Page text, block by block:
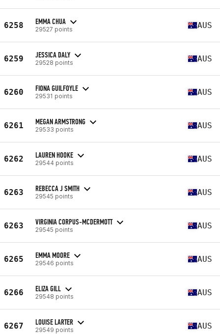
6258 EMMA CHUA
29527 points AUS
6259 JESSICA DALY
29528 points AUS
6260 FIONA GUILFOYLE
29531 points AUS
6261 MEGAN ARMSTRONG
29533 points AUS
6262 LAUREN HOOKE
29544 points AUS
6263 REBECCA J SMITH
29545 points AUS
6263 VIRGINIA CORPUS-MCDERMOTT
29545 points AUS
6265 EMMA MOORE
29546 points AUS
6266 ELIZA GILL
29548 points AUS
6267 LOUISE LARTER
29549 points AUS